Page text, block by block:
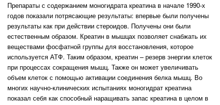
Препараты с содержанием моногидрата креатина в начале 1990-х
годов показали потрясающие результаты: впервые были получены
результаты как при действии стероидов. Получены они были
естественным образом. Креатин в мышцах позволяет снабжать их
веществами фосфатной группы для восстановления, которое
используется АТФ. Таким образом, креатин – резерв энергии клеток
при процессах сокращения мышц. Также он может увеличивать
объем клеток с помощью активации соединения белка мышц. Во
многих научно-клинических испытаниях моногидрат креатина
показал себя как способный наращивать запас креатина в целом в